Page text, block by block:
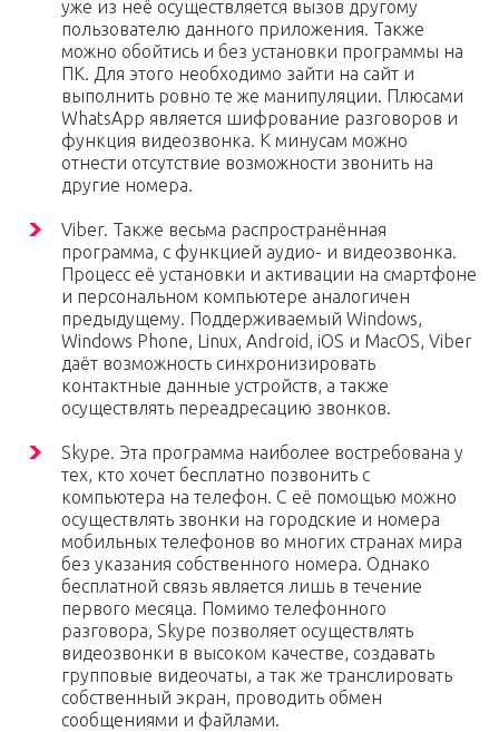
уже из неё осуществляется вызов другому
пользователю данного приложения. Также
можно обойтись и без установки программы на
ПК. Для этого необходимо зайти на сайт и
выполнить ровно те же манипуляции. Плюсами
WhatsApp является шифрование разговоров и
функция видеозвонка. К минусам можно
отнести отсутствие возможности звонить на
другие номера.
Viber. Также весьма распространённая
программа, с функцией аудио- и видеозвонка.
Процесс её установки и активации на смартфоне
и персональном компьютере аналогичен
предыдущему. Поддерживаемый Windows,
Windows Phone, Linux, Android, iOS и MacOS, Viber
даёт возможность синхронизировать
контактные данные устройств, а также
осуществлять переадресацию звонков.
Skype. Эта программа наиболее востребована у
тех, кто хочет бесплатно позвонить с
компьютера на телефон. С её помощью можно
осуществлять звонки на городские и номера
мобильных телефонов во многих странах мира
без указания собственного номера. Однако
бесплатной связь является лишь в течение
первого месяца. Помимо телефонного
разговора, Skype позволяет осуществлять
видеозвонки в высоком качестве, создавать
групповые видеочаты, а так же транслировать
собственный экран, проводить обмен
сообщениями и файлами.